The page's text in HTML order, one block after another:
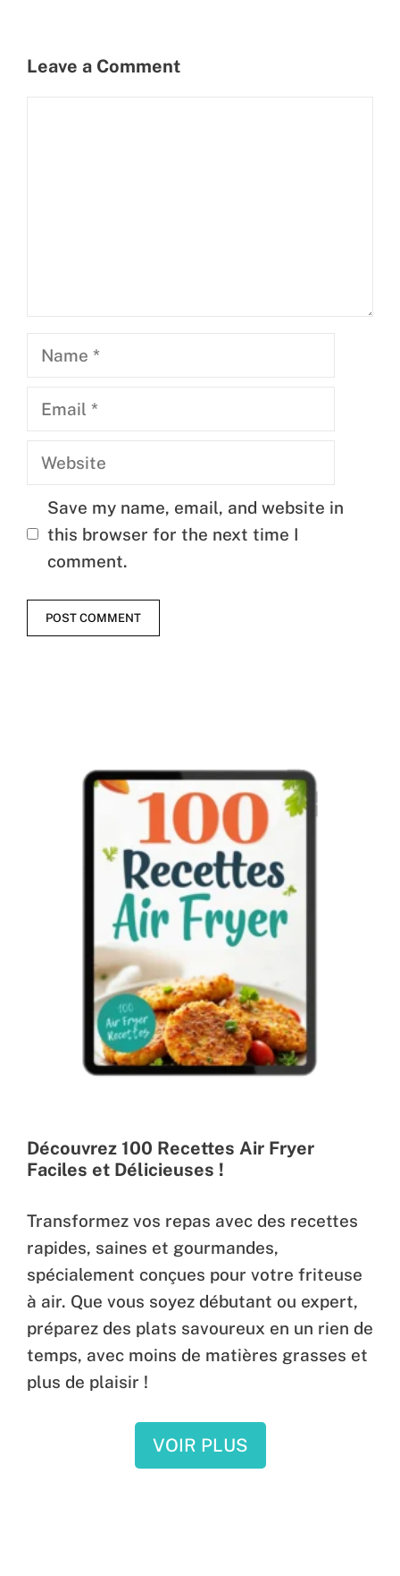
Leave a Comment
Name
Email
Website
Save my name, email, and website in
this browser for the next time I
comment.
Découvrez 100 Recettes Air Fryer
Faciles et Délicieuses !
Transformez vos repas avec des recettes
rapides, saines et gourmandes,
spécialement conçues pour votre friteuse
à air. Que vous soyez débutant ou expert,
préparez des plats savoureux en un rien de
temps, avec moins de matières grasses et
plus de plaisir !
VOIR PLUS